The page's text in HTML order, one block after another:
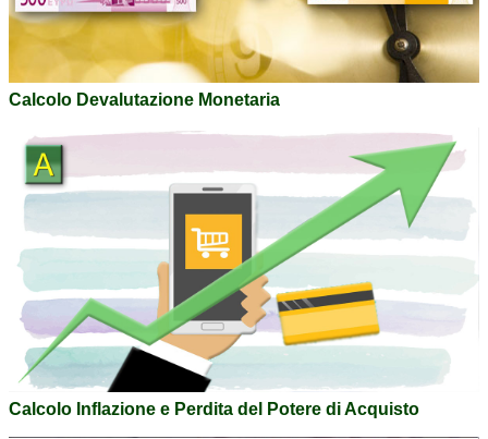
Calcolo Devalutazione Monetaria
Calcolo Inflazione e Perdita del Potere di Acquisto